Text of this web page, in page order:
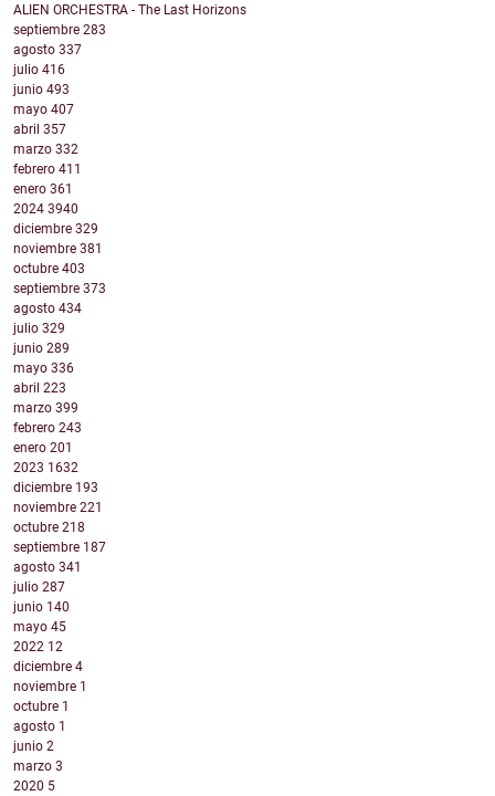
ALIEN ORCHESTRA - The Last Horizons
septiembre 283
agosto 337
julio 416
junio 493
mayo 407
abril 357
marzo 332
febrero 411
enero 361
2024 3940
diciembre 329
noviembre 381
octubre 403
septiembre 373
agosto 434
julio 329
junio 289
mayo 336
abril 223
marzo 399
febrero 243
enero 201
2023 1632
diciembre 193
noviembre 221
octubre 218
septiembre 187
agosto 341
julio 287
junio 140
mayo 45
2022 12
diciembre 4
noviembre 1
octubre 1
agosto 1
junio 2
marzo 3
2020 5